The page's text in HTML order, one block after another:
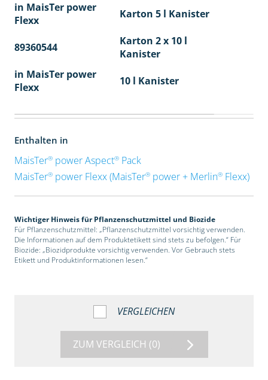
in MaisTer power
Flexx
Karton 5 l Kanister
89360544
Karton 2 x 10 l
Kanister
in MaisTer power
Flexx
10 l Kanister
Enthalten in
MaisTer®power Aspect®Pack
MaisTer®power Flexx (MaisTer®power + Merlin®Flexx)
Wichtiger Hinweis für Pflanzenschutzmittel und Biozide
Für Pflanzenschutzmittel: „Pflanzenschutzmittel vorsichtig verwenden.
Die Informationen auf dem Produktetikett sind stets zu befolgen.“ Für
Biozide: „Biozidprodukte vorsichtig verwenden. Vor Gebrauch stets
Etikett und Produktinformationen lesen.“
VERGLEICHEN
ZUM VERGLEICH (0)